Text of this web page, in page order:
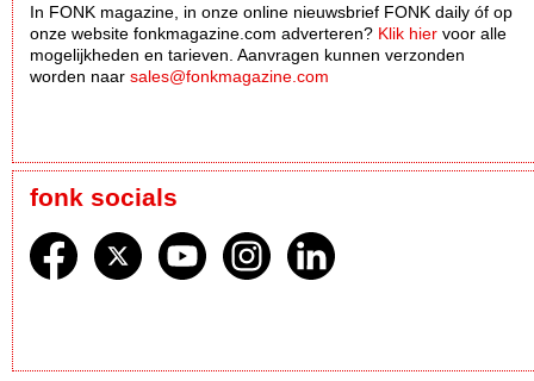
In FONK magazine, in onze online nieuwsbrief FONK daily óf op
onze website fonkmagazine.com adverteren? Klik hier voor alle
mogelijkheden en tarieven. Aanvragen kunnen verzonden
worden naar sales@fonkmagazine.com
fonk socials